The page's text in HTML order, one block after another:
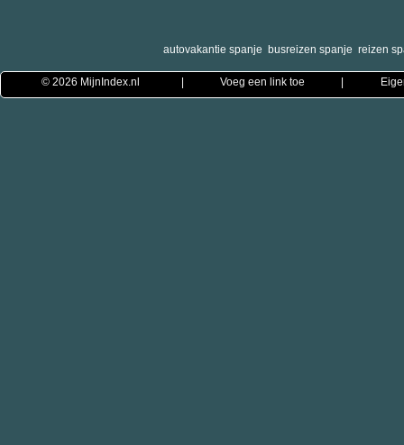
autovakantie spanje busreizen spanje reizen
© 2026 MijnIndex.nl Voeg een link toe